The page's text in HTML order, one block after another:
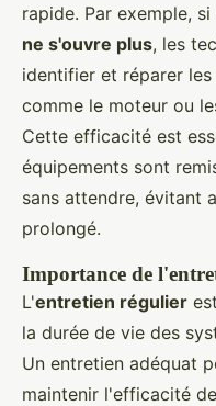
rapide. Par exemple, si
ne s'ouvre plus, les
identifier et réparer
comme le moteur ou
Cette efficacité est
équipements sont
sans attendre, évitant
prolongé.
Importance de
L'entretien régulier
la durée de vie des
Un entretien adéquat
maintenir l'efficacité